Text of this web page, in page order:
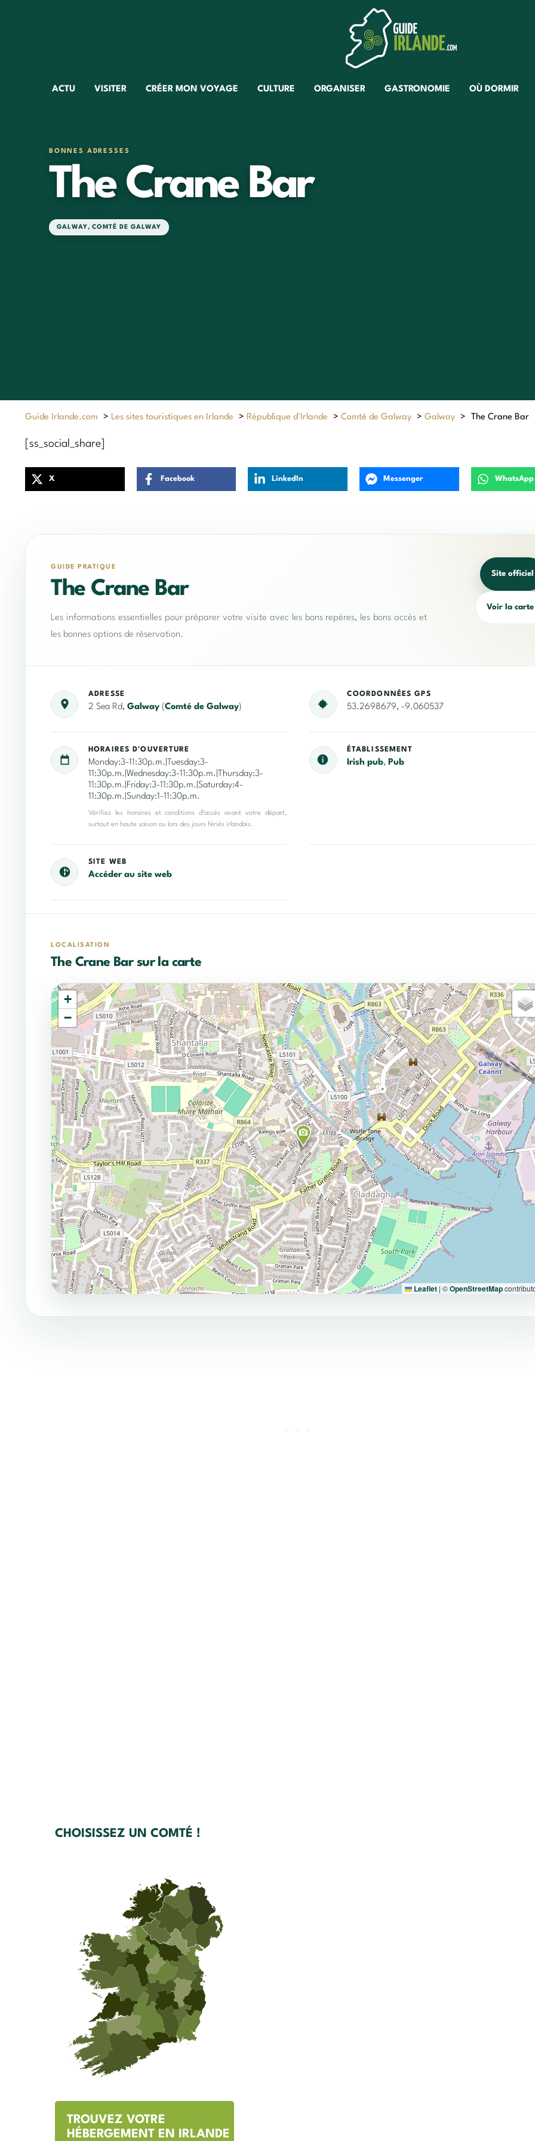
ACTU VISITER CRÉER MON VOYAGE CULTURE ORGANISER GASTRONOMIE OÙ DORMIR
BONNES ADRESSES
The Crane Bar
GALWAY,COMTÉ DE GALWAY
Guide Irlande.com > Les sites touristiques en Irlande > République d'Irlande > Comté de Galway > Galway > The Crane Bar
[ss_social_share]
X Facebook LinkedIn Messenger WhatsApp
GUIDE PRATIQUE
The Crane Bar
Les informations essentielles pour préparer votre visite avec les bons repères, les bons accès et
les bonnes options de réservation.
Site officiel
Voir la carte
ADRESSE
2 Sea Rd, Galway (Comté de Galway)
COORDONNÉES GPS
53.2698679, -9.060537
HORAIRES D'OUVERTURE
Monday:3-11:30p.m.|Tuesday:3-
11:30p.m.|Wednesday:3-11:30p.m.|Thursday:3-
11:30p.m.|Friday:3-11:30p.m.|Saturday:4-
11:30p.m.|Sunday:1-11:30p.m.
Vérifiez les horaires et conditions d’accès avant votre départ,
surtout en haute saison ou lors des jours fériés irlandais.
ÉTABLISSEMENT
Irish pub, Pub
SITE WEB
Accéder au site web
LOCALISATION
The Crane Bar sur la carte
+
−
Leaflet | ©OpenStreetMap
CHOISISSEZ UN COMTÉ !
TROUVEZ VOTRE
HÉBERGEMENT EN IRLANDE